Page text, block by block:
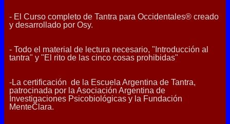
- El Curso completo de Tantra para Occidentales® creado
y desarrollado por Osy.
- Todo el material de lectura necesario, "Introducción al
tantra" y "El rito de las cinco cosas prohibidas"
-La certificación de la Escuela Argentina de Tantra,
patrocinada por la Asociación Argentina de
Investigaciones Psicobiológicas y la Fundación
MenteClara.